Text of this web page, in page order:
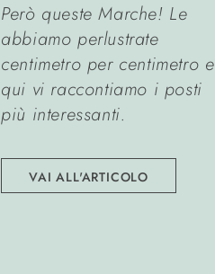
Però queste Marche! Le
abbiamo perlustrate
centimetro per centimetro e
qui vi raccontiamo i posti
più interessanti.
VAI ALL'ARTICOLO